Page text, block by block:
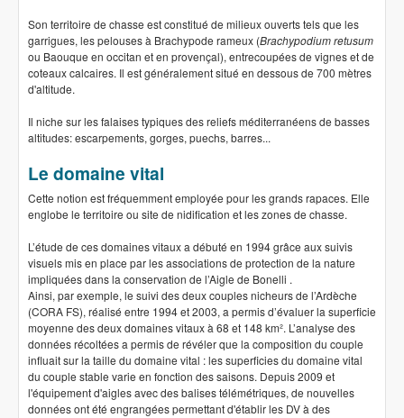
Son territoire de chasse est constitué de milieux ouverts tels que les
garrigues, les pelouses à Brachypode rameux (Brachypodium retusum
ou Baouque en occitan et en provençal), entrecoupées de vignes et de
coteaux calcaires. Il est généralement situé en dessous de 700 mètres
d'altitude.
Il niche sur les falaises typiques des reliefs méditerranéens de basses
altitudes: escarpements, gorges, puechs, barres...
Le domaine vital
Cette notion est fréquemment employée pour les grands rapaces. Elle
englobe le territoire ou site de nidification et les zones de chasse.
L’étude de ces domaines vitaux a débuté en 1994 grâce aux suivis
visuels mis en place par les associations de protection de la nature
impliquées dans la conservation de l’Aigle de Bonelli .
Ainsi, par exemple, le suivi des deux couples nicheurs de l’Ardèche
(CORA FS), réalisé entre 1994 et 2003, a permis d’évaluer la superficie
moyenne des deux domaines vitaux à 68 et 148 km². L’analyse des
données récoltées a permis de révéler que la composition du couple
influait sur la taille du domaine vital : les superficies du domaine vital
du couple stable varie en fonction des saisons. Depuis 2009 et
l'équipement d'aigles avec des balises télémétriques, de nouvelles
données ont été engrangées permettant d'établir les DV à des